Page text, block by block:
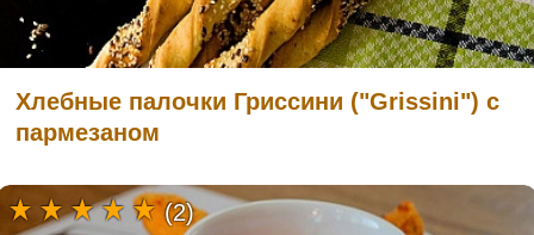
Хлебные палочки Гриссини ("Grissini") с
пармезаном
(2)